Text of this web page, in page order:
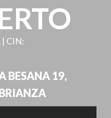
CIN:
BESANA 19,